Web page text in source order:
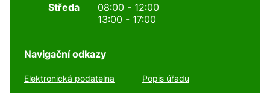
Středa
08:00 - 12:00
13:00 - 17:00
Navigační odkazy
Elektronická podatelna Popis úřadu